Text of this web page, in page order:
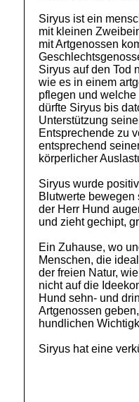
Siryus ist ein
mit kleinen
mit Artgenossen
Siryus auf den Tod
wie es in einem
pflegen und
dürfte Siryus bis
Unterstützung
Entsprechende zu
entsprechend
körperlicher
Siryus wurde
Blutwerte
der Herr Hund
und zieht gechipt,
Ein Zuhause, wo
Menschen, die
der freien Natur,
nicht auf die
Hund sehn- und
Artgenossen
hundlichen
Siryus hat eine